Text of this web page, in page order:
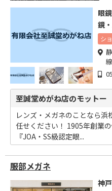
眼
鏡
シ
至誠堂めがね店のモットー
レンズ・メガネのことなら
任せください！ 1905年創業
『JOA・SS級認定眼...
服部メガネ
神